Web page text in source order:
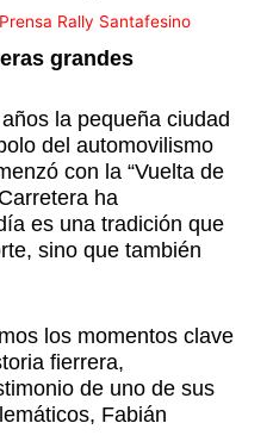
Prensa Rally Santafesino
grandes
la pequeña ciudad
del automovilismo
con la “Vuelta de
ha
es una tradición que
sino que también
los momentos clave
fierrera,
de uno de sus
Fabián